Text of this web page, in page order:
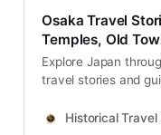
Osaka Travel
Temples, Old
Explore Japan
travel stories and
legends across
Historical Travel